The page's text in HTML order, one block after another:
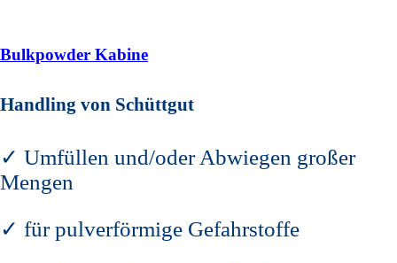
Bulkpowder Kabine
Handling von Schüttgut
✓ Umfüllen und/oder Abwiegen großer
Mengen
✓ für pulverförmige Gefahrstoffe